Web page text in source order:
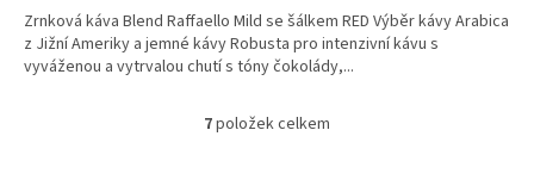
z
5
hvězdiček.
Zrnková káva Blend Raffaello Mild se šálkem RED Výběr kávy Arabica
z Jižní Ameriky a jemné kávy Robusta pro intenzivní kávu s
vyváženou a vytrvalou chutí s tóny čokolády,...
O
7položek celkem